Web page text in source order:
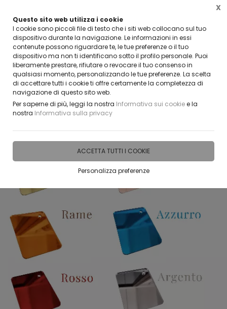
Questo sito web utilizza i cookie
I cookie sono piccoli file di testo che i siti web collocano sul tuo
dispositivo durante la navigazione. Le informazioni in essi
contenute possono riguardare te, le tue preferenze o il tuo
dispositivo ma non ti identificano sotto il profilo personale. Puoi
liberamente prestare, rifiutare o revocare il tuo consenso in
qualsiasi momento, personalizzando le tue preferenze. La scelta
di accettare tutti i cookie ti offre certamente la completezza di
navigazione di questo sito web.
Per saperne di più, leggi la nostra Informativa sui cookiee la
nostra Informativa sulla privacy
ACCETTA TUTTI I COOKIE
Personalizza preferenze
X
CLICCA E SCOPRI I COUPON ATTIVI ADESSO
Home IDEE E REGALI PERSONALIZZABILI TECHE, ALZATINE E CUBI IN PLEXIGLASS